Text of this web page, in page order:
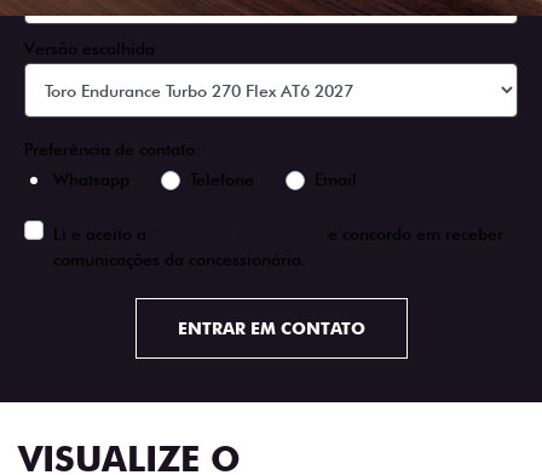
Versão escolhida
Preferência de contato:
Whatsapp
Telefone Email
Li e aceito a
e concordo em receber
comunicações da concessionária.
ENTRAR EM CONTATO
VISUALIZE O